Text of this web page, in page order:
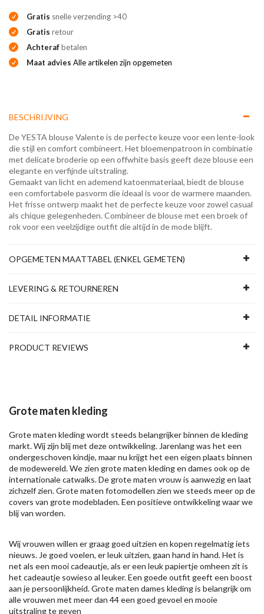
Gratis snelle verzending >40
Gratis retour
Achterafbetalen
Maat advies Alle artikelen zijn opgemeten
BESCHRIJVING
De YESTA blouse Valente is de perfecte keuze voor een lente-look
die stijl en comfort combineert. Het bloemenpatroon in combinatie
met delicate broderie op een offwhite basis geeft deze blouse een
elegante en verfijnde uitstraling.
Gemaakt van licht en ademend katoenmateriaal, biedt de blouse
een comfortabele pasvorm die ideaal is voor de warmere maanden.
Het frisse ontwerp maakt het de perfecte keuze voor zowel casual
als chique gelegenheden. Combineer de blouse met een broek of
rok voor een veelzijdige outfit die altijd in de mode blijft.
OPGEMETEN MAATTABEL (ENKEL GEMETEN)
LEVERING & RETOURNEREN
DETAIL INFORMATIE
PRODUCT REVIEWS
Grote maten kleding
Grote maten kleding wordt steeds belangrijker binnen de kleding
markt. Wij zijn blij met deze ontwikkeling. Jarenlang was het een
ondergeschoven kindje, maar nu krijgt het een eigen plaats binnen
de modewereld. We zien grote maten kleding en dames ook op de
internationale catwalks. De grote maten vrouw is aanwezig en laat
zichzelf zien. Grote maten fotomodellen zien we steeds meer op de
covers van grote modebladen. Een positieve ontwikkeling waar we
blij van worden.
Wij vrouwen willen er graag goed uitzien en kopen regelmatig iets
nieuws. Je goed voelen, er leuk uitzien, gaan hand in hand. Het is
net als een mooi cadeautje, als er een leuk papiertje omheen zit is
het cadeautje sowieso al leuker. Een goede outfit geeft een boost
aan je persoonlijkheid. Grote maten dames kleding is belangrijk om
alle vrouwen met meer dan 44 een goed gevoel en mooie
uitstraling te geven